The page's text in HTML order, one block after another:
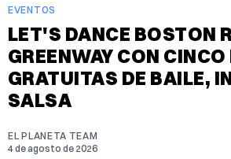
EVENTOS
LET'S DANCE BOSTON
GREENWAY CON
GRATUITAS DE BAILE,
SALSA
EL PLANETA TEAM
4 de agosto de 2026